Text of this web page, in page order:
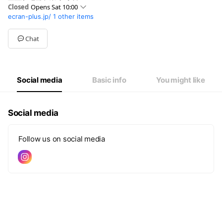
Closed Opens Sat 10:00
SunClosed
Mon10:00 - 18:00
Tue10:00 - 18:00
Wed10:00 - 18:00
10:00 - 18:00
【定休日】日曜・祝日
ecran-plus.jp/ 1 other items
Chat
Social media Basic info You might like
Social media
Follow us on social media